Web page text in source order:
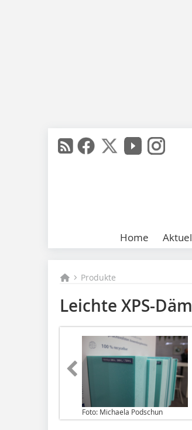
Home
Produkte
Leichte XPS-
Foto: Michaela Podschun